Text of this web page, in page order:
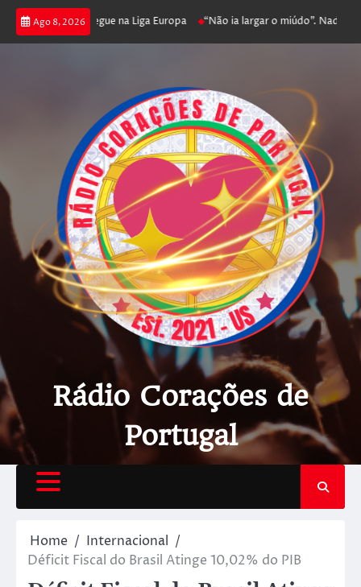
Ago 8, 2026
poker e prossegue na Liga Europa “Não ia largar o miúdo”. Nadador-
Rádio Corações de
Portugal
Home
Internacional
Déficit Fiscal do Brasil Atinge 10,02% do PIB